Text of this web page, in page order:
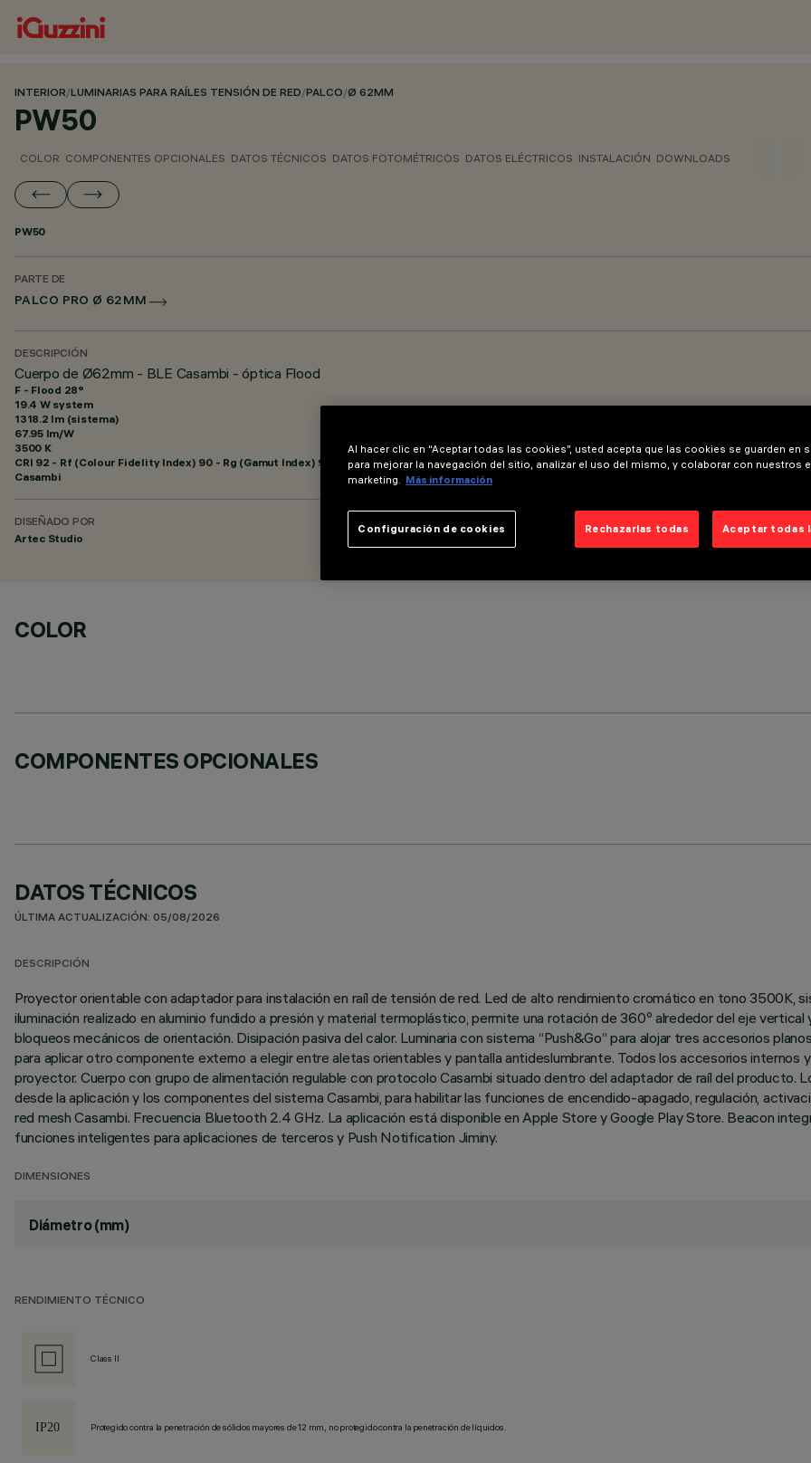
INTERIOR/LUMINARIAS PARA RAÍLES TENSIÓN DE RED/PALCO/Ø 62MM
PW50
COLOR COMPONENTES OPCIONALES DATOS TÉCNICOS DATOS FOTOMÉTRICOS DATOS ELÉCTRICOS INSTALACIÓN DOWNLOADS
PW50
PARTE DE
PALCO PRO Ø 62MM
DESCRIPCIÓN
Cuerpo de Ø62mm - BLE Casambi - óptica Flood
F - Flood 28°
19.4 W system
1318.2 lm (sistema)
67.95 lm/W
3500 K
CRI 92 - Rf (Colour Fidelity Index) 90 - Rg (Gamut Index) 98
Casambi
DISEÑADO POR
Artec Studio
COLOR
COMPONENTES OPCIONALES
DATOS TÉCNICOS
ÚLTIMA ACTUALIZACIÓN: 05/08/2026
DESCRIPCIÓN
Proyector orientable con adaptador para instalación en raíl de tensión de red. Led de alto rendimiento cromático en tono 3500K,
iluminación realizado en aluminio fundido a presión y material termoplástico, permite una rotación de 360º alrededor del eje
bloqueos mecánicos de orientación. Disipación pasiva del calor. Luminaria con sistema “Push&Go” para alojar tres accesorios
para aplicar otro componente externo a elegir entre aletas orientables y pantalla antideslumbrante. Todos los accesorios internos
proyector. Cuerpo con grupo de alimentación regulable con protocolo Casambi situado dentro del adaptador de raíl del producto.
desde la aplicación y los componentes del sistema Casambi, para habilitar las funciones de encendido-apagado, regulación,
red mesh Casambi. Frecuencia Bluetooth 2.4 GHz. La aplicación está disponible en Apple Store y Google Play Store. Beacon
funciones inteligentes para aplicaciones de terceros y Push Notification Jiminy.
DIMENSIONES
Diámetro (mm)
RENDIMIENTO TÉCNICO
Class II
Protegido contra la penetración de sólidos mayores de 12 mm, no protegido contra la penetración de líquidos.
Al hacer clic en “Aceptar todas las cookies”, usted acepta que las cookies se guarden en
para mejorar la navegación del sitio, analizar el uso del mismo, y colaborar con nuestros
marketing. Más información
Rechazarlas todas Aceptar todas
Configuración de cookies